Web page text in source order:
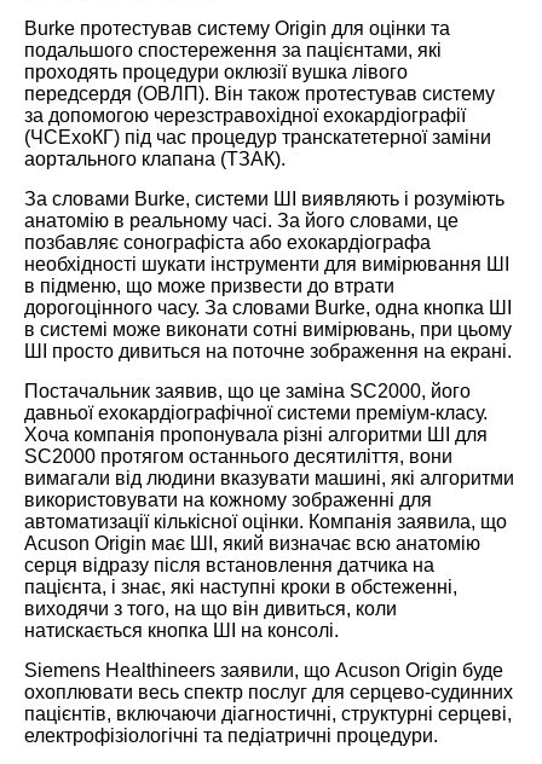
Burke протестував систему Origin для оцінки та
подальшого спостереження за пацієнтами, які
проходять процедури оклюзії вушка лівого
передсердя (ОВЛП). Він також протестував систему
за допомогою черезстравохідної ехокардіографії
(ЧСЕхоКГ) під час процедур транскатетерної заміни
аортального клапана (ТЗАК).
За словами Burke, системи ШІ виявляють і розуміють
анатомію в реальному часі. За його словами, це
позбавляє сонографіста або ехокардіографа
необхідності шукати інструменти для вимірювання ШІ
в підменю, що може призвести до втрати
дорогоцінного часу. За словами Burke, одна кнопка ШІ
в системі може виконати сотні вимірювань, при цьому
ШІ просто дивиться на поточне зображення на екрані.
Постачальник заявив, що це заміна SC2000, його
давньої ехокардіографічної системи преміум-класу.
Хоча компанія пропонувала різні алгоритми ШІ для
SC2000 протягом останнього десятиліття, вони
вимагали від людини вказувати машині, які алгоритми
використовувати на кожному зображенні для
автоматизації кількісної оцінки. Компанія заявила, що
Acuson Origin має ШІ, який визначає всю анатомію
серця відразу після встановлення датчика на
пацієнта, і знає, які наступні кроки в обстеженні,
виходячи з того, на що він дивиться, коли
натискається кнопка ШІ на консолі.
Siemens Healthineers заявили, що Acuson Origin буде
охоплювати весь спектр послуг для серцево-судинних
пацієнтів, включаючи діагностичні, структурні серцеві,
електрофізіологічні та педіатричні процедури.